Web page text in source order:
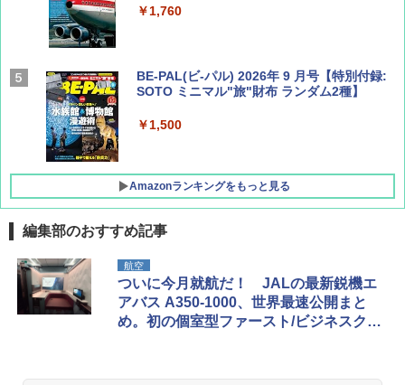
￥1,760
BE-PAL(ビ-パル) 2026年 9 月号【特別付録:
SOTO ミニマル"旅"財布 ランダム2種】
￥1,500
Amazonランキングをもっと見る
D40 地球の歩き方 チェンマイ タイ北部の魅
力的な町 2026～2027 地球の歩き方D アジア
￥2,079
[キャンパーズコレクション 山善] ポップアッ
プテント 傘みたいに広げて畳める パッとサ
ッとサンシェード キューブ フルクローズ メ
ッシュ 簡単設置 ワンタッチテント キャンプ
&ハイキング カーキ PATC-150(KH)
BUNDOK(バンドック)ソロ ドーム 1 EX BDK
-08EX カーキ ソロキャンプ ポリエステル フ
レーム テント
￥14,800
GRANDOOR ステンレス保冷剤 2個セット 2
編集部のおすすめ記事
航空
ついに今月就航だ！ JALの最新鋭機エ
アバス A350-1000、世界最速公開まと
め。初の個室型ファースト/ビジネスクラ